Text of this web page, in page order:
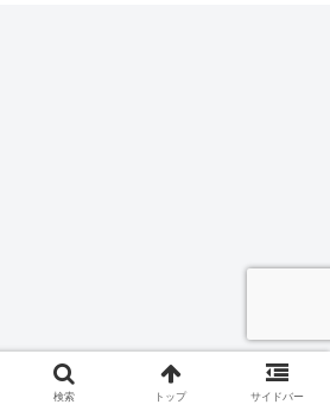
検索 トップ サイドバー